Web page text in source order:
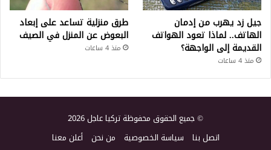
جيل زد يهرب من إدمان
الهاتف.. لماذا تعود الهواتف
القديمة إلى الواجهة؟
منذ 4 ساعات
طرق منزلية تساعد على إبعاد
البعوض عن المنزل في الصيف
منذ 4 ساعات
© جميع الحقوق محفوظة تركيا عاجل 2026
اتصل بنا سياسة الخصوصية من نحن أعلن معنا